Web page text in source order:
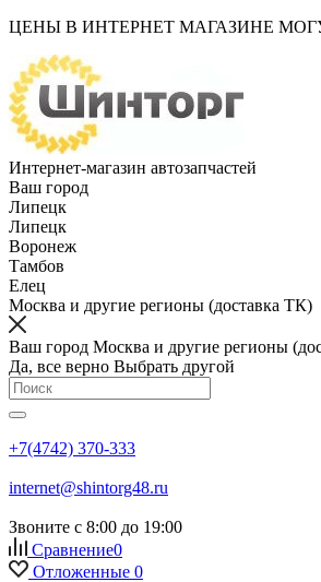
ЦЕНЫ В ИНТЕРНЕТ МАГАЗИНЕ
Интернет-магазин автозапчастей
Ваш город
Липецк
Липецк
Воронеж
Тамбов
Елец
Москва и другие регионы (доставка ТК)
Ваш город Москва и другие регионы
Да, все верно Выбрать другой
+7(4742) 370-333
internet@shintorg48.ru
Звоните с 8:00 до 19:00
Сравнение0
Отложенные 0